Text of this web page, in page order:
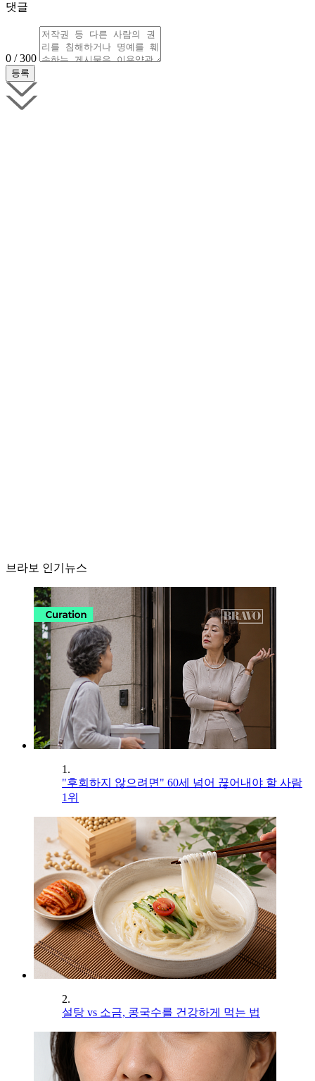
댓글
0 / 300
브라보 인기뉴스
1.
"후회하지 않으려면" 60세 넘어 끊어내야 할 사람
1위
2.
설탕 vs 소금, 콩국수를 건강하게 먹는 법